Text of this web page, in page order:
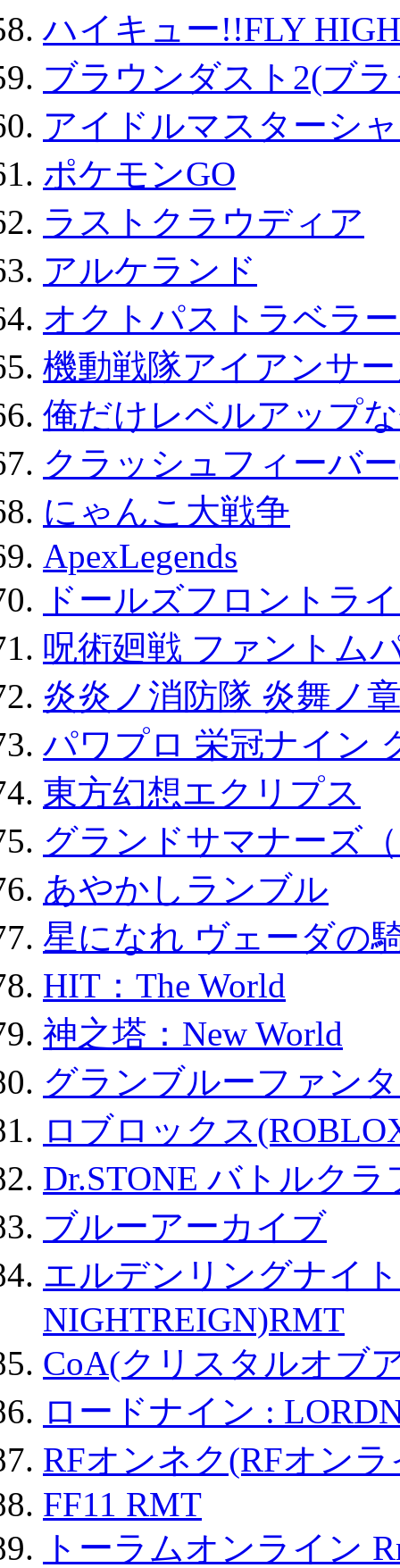
ハイキュー!!FLY HIGH
ブラウンダスト2(ブ
アイドルマスターシ
ポケモンGO
ラストクラウディア
アルケランド
オクトパストラベラ
機動戦隊アイアンサ
俺だけレベルアップ
クラッシュフィーバ
にゃんこ大戦争
ApexLegends
ドールズフロントラ
呪術廻戦 ファントム
炎炎ノ消防隊 炎舞ノ
パワプロ 栄冠ナイン
東方幻想エクリプス
グランドサマナーズ
あやかしランブル
星になれ ヴェーダの
HIT：The World
神之塔：New World
グランブルーファン
ロブロックス
Dr.STONE バトルク
ブルーアーカイブ
エルデンリングナイ
NIGHTREIGN)RMT
CoA(クリスタルオブ
ロードナイン :
RFオンネク(RFオン
FF11 RMT
トーラムオンライン